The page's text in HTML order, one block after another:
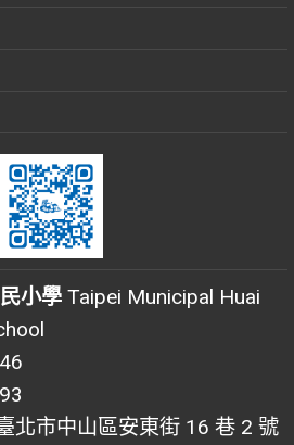
小學 Taipei Municipal Huai
北市中山區安東街 16 巷 2 號